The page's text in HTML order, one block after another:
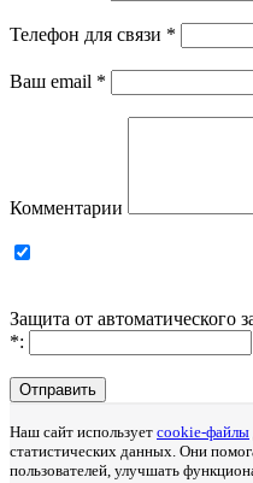
Телефон для связи *
Ваш email *
Комментарии
Защита от автоматического
*:
Отправить
Наш сайт использует cookie-файлы
статистических данных. Они
пользователей, улучшать